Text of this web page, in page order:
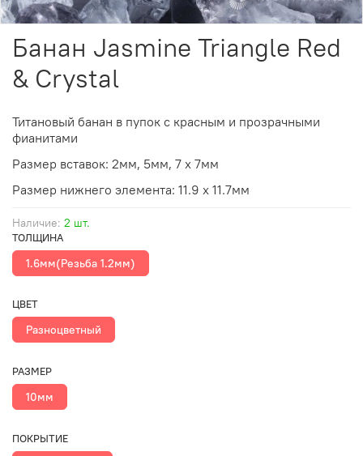
Наличие: 2 шт.
Банан Jasmine Triangle Red
& Crystal
ТОЛЩИНА
1.6мм(Резьба 1.2мм)
ЦВЕТ
Разноцветный
РАЗМЕР
10мм
ПОКРЫТИЕ
Титановый банан в пупок с красным и прозрачными
фианитами
Размер вставок: 2мм, 5мм, 7 х 7мм
Размер нижнего элемента: 11.9 х 11.7мм